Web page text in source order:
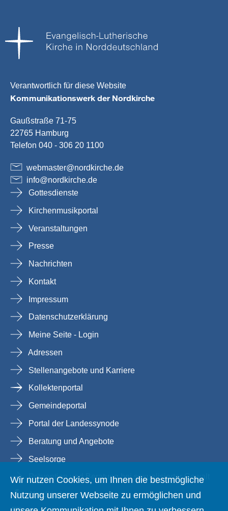
Verantwortlich für diese Website
Kommunikationswerk der Nordkirche
Gaußstraße 71-75
22765 Hamburg
Telefon 040 - 306 20 1100
webmaster@nordkirche.de
info@nordkirche.de
Gottesdienste
Kirchenmusikportal
Veranstaltungen
Presse
Nachrichten
Kontakt
Impressum
Datenschutzerklärung
Meine Seite - Login
Adressen
Stellenangebote und Karriere
Kollektenportal
Gemeindeportal
Portal der Landessynode
Beratung und Angebote
Seelsorge
Prävention und Beratung bei sexualisierter Gewalt
Nordkirche
Wir nutzen Cookies, um Ihnen die bestmögliche
Nutzung unserer Webseite zu ermöglichen und